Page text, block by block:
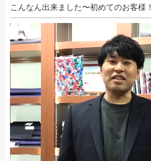
こんなん出来ました〜初めてのお客様！